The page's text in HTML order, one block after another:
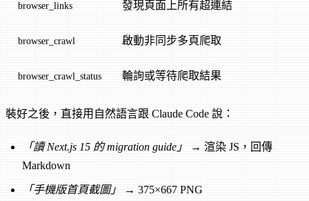
browser_links 發現頁面上所有超連結
browser_crawl 啟動非同步多頁爬取
browser_crawl_status 輪詢或等待爬取結果
裝好之後，直接用自然語言跟 Claude Code 說：
「讀 Next.js 15 的 migration guide」
→ 渲染 JS，回傳
Markdown
「手機版首頁截圖」 → 375×667 PNG